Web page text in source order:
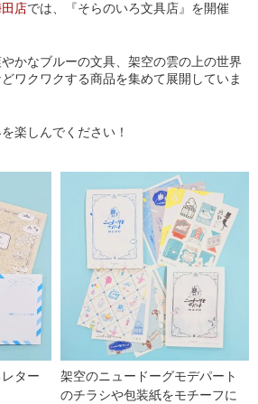
田店では、『そらのいろ文具店』を開催
かなブルーの文具、架空の雲の上の世界
ワクワクする商品を集めて展開していま
楽しんでください！
ター
架空のニュードーグモデパート
のチラシや包装紙をモチーフに